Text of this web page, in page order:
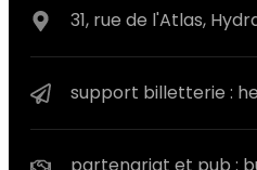
31, rue de l'Atlas,
support billetterie :